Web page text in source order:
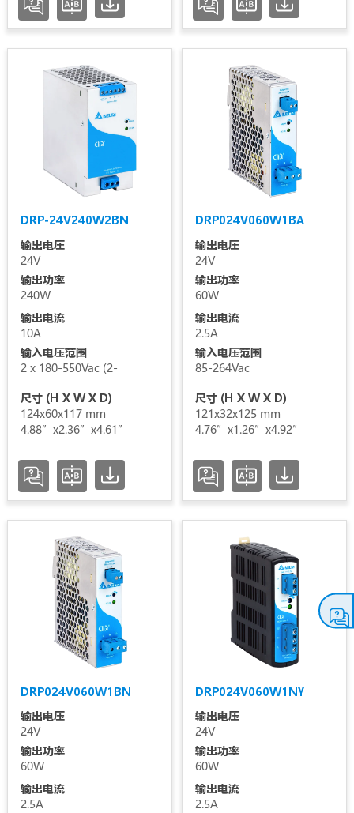
别
状
增加 / 移除选项
清空选项
DRP-24V240W2BN
输出电压
24V
输出功率
240W
输出电流
10A
输入电压范围
2 x 180-550Vac (2-
尺寸 (H X W X D)
124x60x117 mm
4.88”x2.36”x4.61”
DRP024V060W1BA
输出电压
24V
输出功率
60W
输出电流
2.5A
输入电压范围
85-264Vac
尺寸 (H X W X D)
121x32x125 mm
4.76”x1.26”x4.92”
DRP024V060W1BN
输出电压
24V
输出功率
60W
输出电流
2.5A
DRP024V060W1NY
输出电压
24V
输出功率
60W
输出电流
2.5A